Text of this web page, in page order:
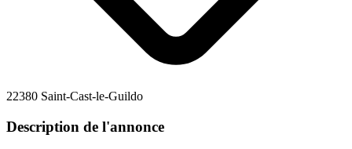
22380 Saint-Cast-le-Guildo
Description de l'annonce